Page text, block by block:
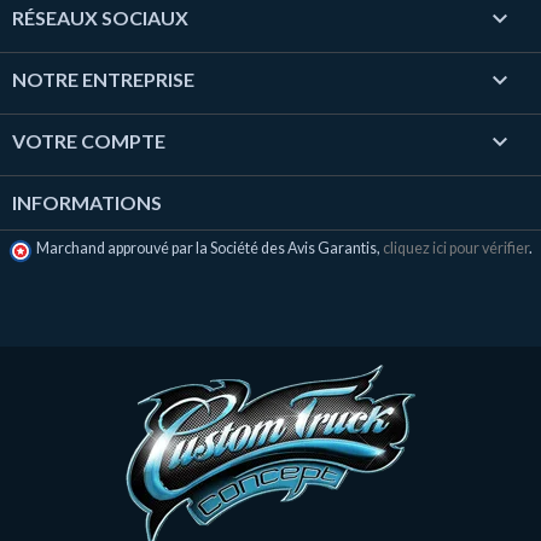
RÉSEAUX SOCIAUX 
NOTRE ENTREPRISE 
VOTRE COMPTE 
INFORMATIONS
Marchand approuvé par la Société des Avis Garantis, cliquez ici pour vérifier.